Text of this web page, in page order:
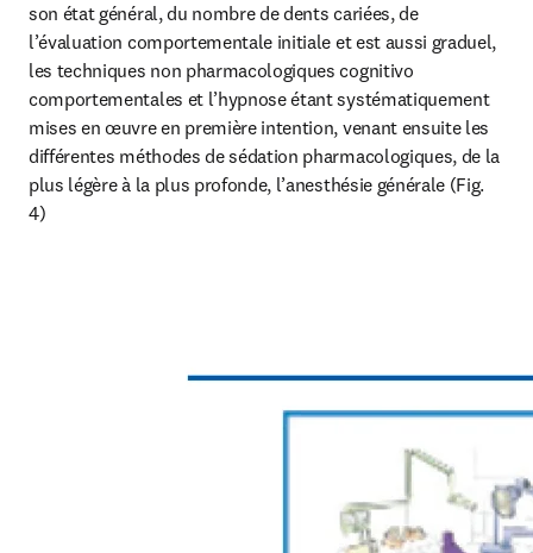
son état général, du nombre de dents cariées, de
l’évaluation comportementale initiale et est aussi graduel,
les techniques non pharmacologiques cognitivo
comportementales et l’hypnose étant systématiquement
mises en œuvre en première intention, venant ensuite les
différentes méthodes de sédation pharmacologiques, de la
plus légère à la plus profonde, l’anesthésie générale (Fig.
4)